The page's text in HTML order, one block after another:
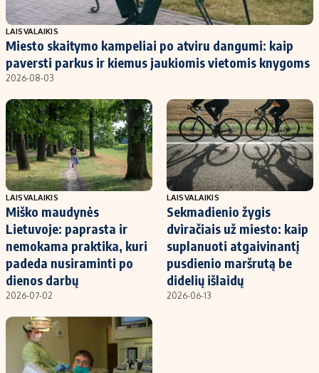
Populiarios temos
Investavimas
Akcijų rinka
Saulės elektrinės
Kriptovaliutos
Infliacija
Migracija
Titulinis
Nedarbo išmokos skaičiuoklė
Indėlių skaičiuoklė
Būsto finansai
Įdomios naujienos
Redakcija
Apie mus
Redakcijos politika
Privatumo politika
Turinio žymėjimo taisyklės
Kontaktai
Regionų naujienos
Indėlių palūkanos
LAISVALAIKIS
Miesto skaitymo kampeliai po atviru dangumi: kaip
paversti parkus ir kiemus jaukiomis vietomis knygoms
2026-08-03
LAISVALAIKIS
Miško maudynės
Lietuvoje: paprasta ir
nemokama praktika, kuri
padeda nusiraminti po
dienos darbų
2026-07-02
LAISVALAIKIS
Sekmadienio žygis
dviračiais už miesto: kaip
suplanuoti atgaivinantį
pusdienio maršrutą be
didelių išlaidų
2026-06-13